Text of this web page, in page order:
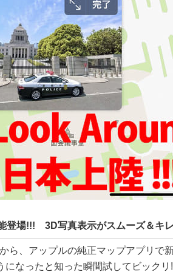
登場!!! 3D写真表示がスムーズ＆キ
ら、アップルの純正マップアプリで
になったと知った瞬間試してビック